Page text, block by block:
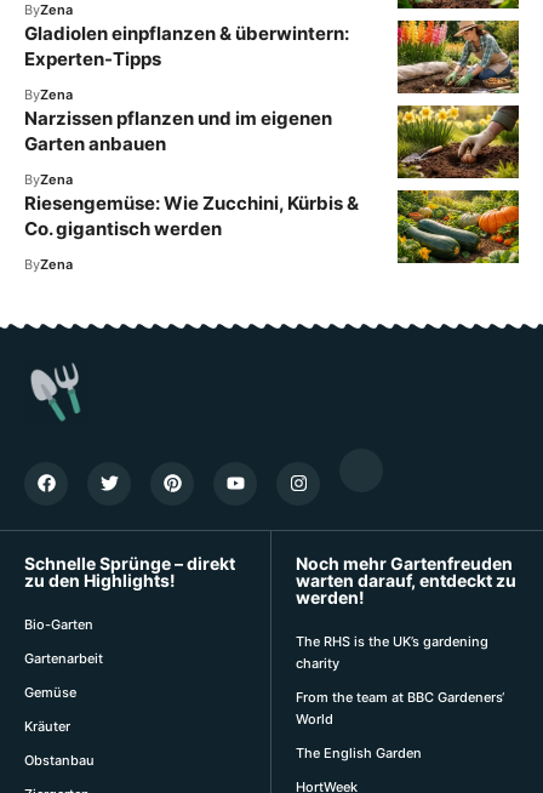
ByZena
Gladiolen einpflanzen & überwintern:
Experten-Tipps
ByZena
Narzissen pflanzen und im eigenen
Garten anbauen
ByZena
Riesengemüse: Wie Zucchini, Kürbis &
Co. gigantisch werden
ByZena
Schnelle Sprünge – direkt
zu den Highlights!
Bio-Garten
Gartenarbeit
Gemüse
Kräuter
Obstanbau
Noch mehr Gartenfreuden
warten darauf, entdeckt zu
werden!
The RHS is the UK’s gardening
charity
From the team at BBC Gardeners‘
World
The English Garden
HortWeek